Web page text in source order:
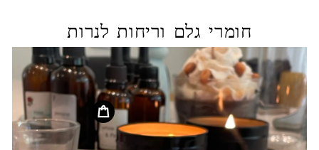
חומרי גלם וריחות לנרות